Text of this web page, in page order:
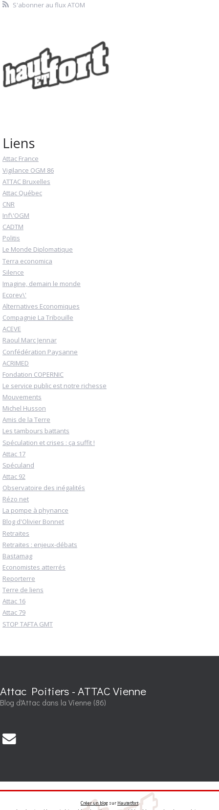
S'abonner au flux ATOM
Liens
Attac France
Vigilance OGM 86
ATTAC Bruxelles
Attac Québec
CNR
Inf\'OGM
CADTM
Politis
Le Monde Diplomatique
Terra economica
Silence
Imagine, demain le monde
Ecorev\'
Alternatives Economiques
Compagnie La Tribouille
ACEVE
Raoul Marc Jennar
Confédération Paysanne
ACRIMED
Fondation COPERNIC
Le service public est notre richesse
Mouvements
Michel Husson
Amis de la Terre
Les tambours battants
Spéculation et crises : ça suffit !
Attac 17
Spéculand
Attac 92
Observatoire des inégalités
Rézo net
La pompe à phynance
Blog d'Olivier Bonnet
Retraites
Retraites : enjeux-débats
Bastamag
Economistes atterrés
Reporterre
Terre de liens
Attac 16
Attac 79
STOP TAFTA GMT
Attac Poitiers - ATTAC Vienne
Blog d'Attac dans la Vienne (86)
Créer un blog sur Hautetfort